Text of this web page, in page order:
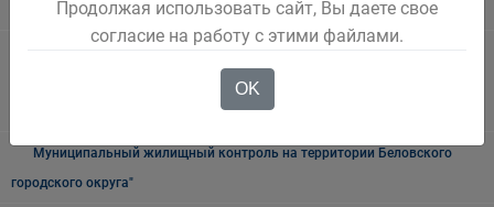
Архив
городском, наземном электрическом транспорте и в дорожном
хозяйстве в границах Беловского городского округа
Муниципальный жилищный контроль на территории Беловского
городского округа"
Продолжая использовать сайт, Вы даете свое
согласие на работу с этими файлами.
OK